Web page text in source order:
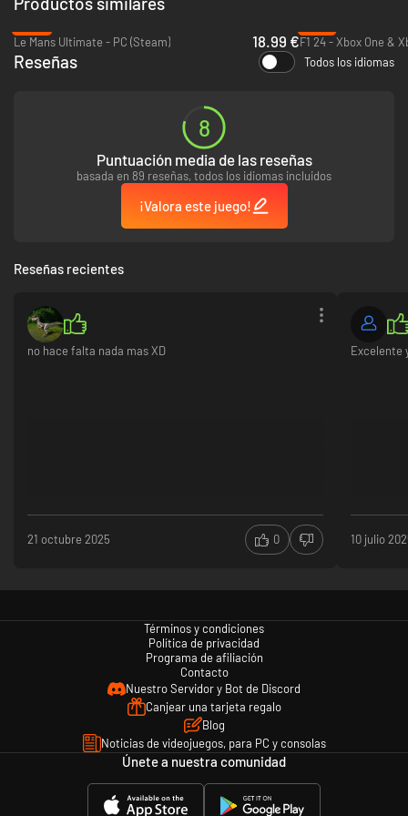
Visita http://forzamotorsport.net para obtener información adicional.
Le Mans Ultimate - PC (Steam)
18.99 €F1 24 - Xbox One &
Reseñas Todos los idiomas
8
Puntuación media de las reseñas
basada en 89 reseñas, todos los idiomas incluidos
¡Valora este juego!
Reseñas recientes
no hace falta nada mas XD
21 octubre 2025 0
Excelente
10 julio
Términos y condiciones
Política de privacidad
Programa de afiliación
Contacto
Nuestro Servidor y Bot de Discord
Canjear una tarjeta regalo
Blog
Noticias de videojuegos, para PC y consolas
Únete a nuestra comunidad